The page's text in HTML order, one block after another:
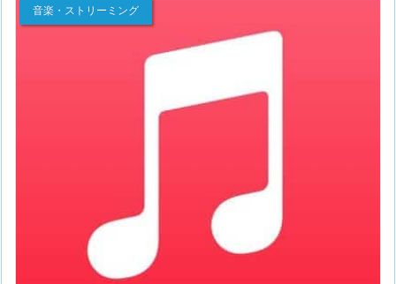
音楽・ストリーミング